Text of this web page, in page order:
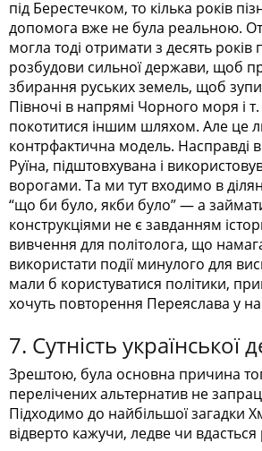
під Берестечком, то кілька років
допомога вже не була реальною.
могла тоді отримати з десять
розбудови сильної держави, щоб
збирання руських земель, щоб
Півночі в напрямі Чорного моря і т.
покотитися іншим шляхом. Але це
контрфактична модель. Насправді
Руїна, підштовхувана і
ворогами. Та ми тут входимо в
“що би було, якби було” — а
конструкціями не є завданням
вивчення для політолога, що
використати події минулого для
мали б користуватися політики,
хочуть повторення Переяслава у
7. Сутність української
Зрештою, була основна причина
перелічених альтернатив не
Підходимо до найбільшої загадки
відверто кажучи, ледве чи вдасться